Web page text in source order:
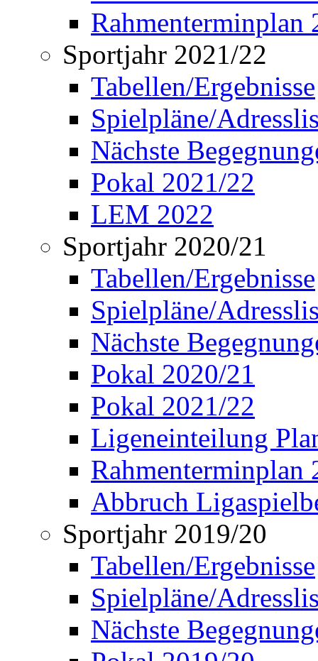
Rahmenterminplan
Sportjahr 2021/22
Tabellen/Ergebnisse
Spielpläne/
Nächste
Pokal 2021/22
LEM 2022
Sportjahr 2020/21
Tabellen/Ergebnisse
Spielpläne/
Nächste
Pokal 2020/21
Pokal 2021/22
Ligeneinteilung
Rahmenterminplan
Abbruch
Sportjahr 2019/20
Tabellen/Ergebnisse
Spielpläne/
Nächste